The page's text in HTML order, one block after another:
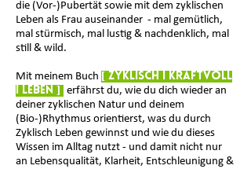
die (Vor-)Pubertät sowie mit dem zyklischen
Leben als Frau auseinander - mal gemütlich,
mal stürmisch, mal lustig & nachdenklich, mal
still & wild.
Mit meinem Buch
Zyklisch I Kraftvoll
I Leben
erfährst du, wie du dich wieder an
deiner zyklischen Natur und deinem
(Bio-)Rhythmus orientierst, was du durch
Zyklisch Leben gewinnst und wie du dieses
Wissen im Alltag nutzt - und damit nicht nur
an Lebensqualität, Klarheit, Entschleunigung &